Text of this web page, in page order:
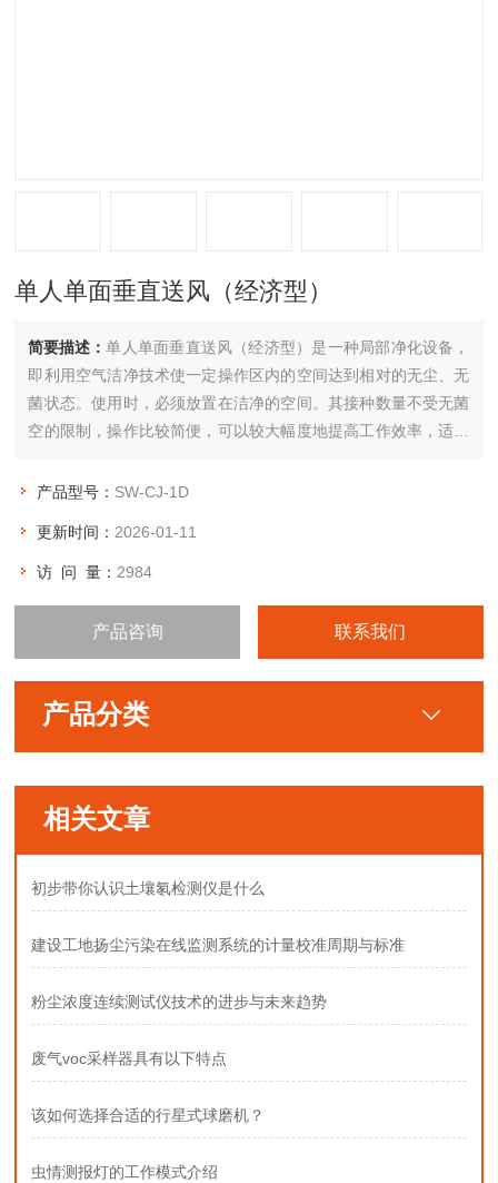
单人单面垂直送风（经济型）
简要描述：单人单面垂直送风（经济型）是一种局部净化设备，
即利用空气洁净技术使一定操作区内的空间达到相对的无尘、无
菌状态。使用时，必须放置在洁净的空间。其接种数量不受无菌
空的限制，操作比较简便，可以较大幅度地提高工作效率，适用
更好。广泛适用于医疗卫生、制药、化学实验、电子、国防、精
产品型号： SW-CJ-1D
更新时间： 2026-01-11
访 问 量： 2984
产品咨询 联系我们
产品分类
相关文章
初步带你认识土壤氡检测仪是什么
建设工地扬尘污染在线监测系统的计量校准周期与标准
粉尘浓度连续测试仪技术的进步与未来趋势
废气voc采样器具有以下特点
该如何选择合适的行星式球磨机？
虫情测报灯的工作模式介绍